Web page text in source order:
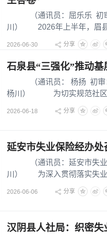
（通讯员：屈乐乐 初审
川） 2026年上半年，眉县
2026-06-30 分享
石泉县“三强化”推动
（通讯员： 杨扬 初审：
杨川） 为切实规范社区工
2026-06-18 分享
延安市失业保险经办
（通讯员：延安市失业保
川） 为深入贯彻落实失业
金安全防线，5月28日至29
2026-06-06 分享
汉阴县人社局：织密